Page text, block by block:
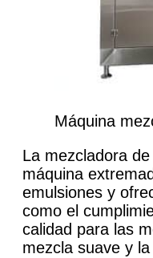
Máquina
La mezcladora
máquina
emulsiones y
como el
calidad para las
mezcla suave y